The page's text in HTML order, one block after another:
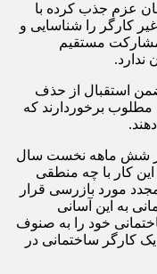
عزم جذب کرده با
کارگر را شناسایی و
مشارکت مستقیم
استقبال از حذف
مطلوب برخوردارند که
در شش ماهه نخست سال
کار با چه منطقی
مورد بازرسی قرار
به این آسانی
خود را به صنوف
کارگر ساختمانی در